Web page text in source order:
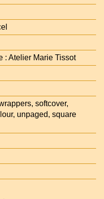
: Atelier Marie Tissot
softcover,
unpaged, square